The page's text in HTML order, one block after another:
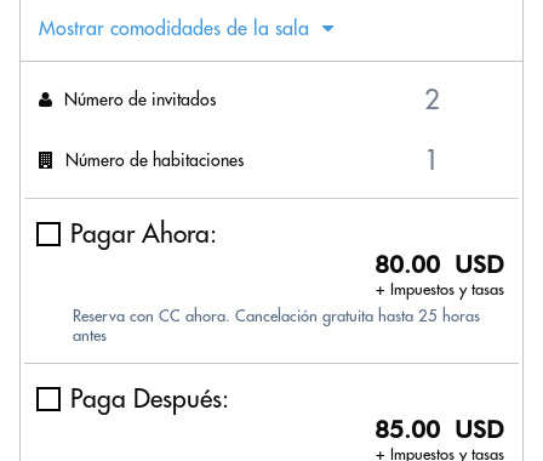
Mostrar comodidades de la sala
Número de invitados
Número de habitaciones
Pagar Ahora:
80.00 USD
+ Impuestos y tasas
Reserva con CC ahora. Cancelación gratuita hasta 25 horas
antes
Paga Después:
85.00 USD
+ Impuestos y tasas